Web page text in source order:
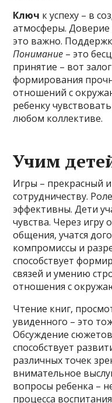
Ключ к успеху – в
атмосферы. Доверие
это важно.
Понимание – это
принятие – вот
формирования
отношений с
ребенку
любом коллективе.
Учим
Игры – прекрасный
сотрудничеству.
эффективны. Дети
чувства. Через игру
общения, учатся
компромиссы и
способствует
связей и умению
отношения с
Чтение книг,
увиденного – это
Обсуждение
способствует
различных точек
внимательное
вопросы ребенка –
процесса